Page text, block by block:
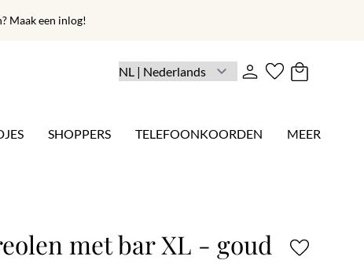
Maak een inlog!
SHOPPERS TELEFOONKOORDEN MEER
met bar XL - goud